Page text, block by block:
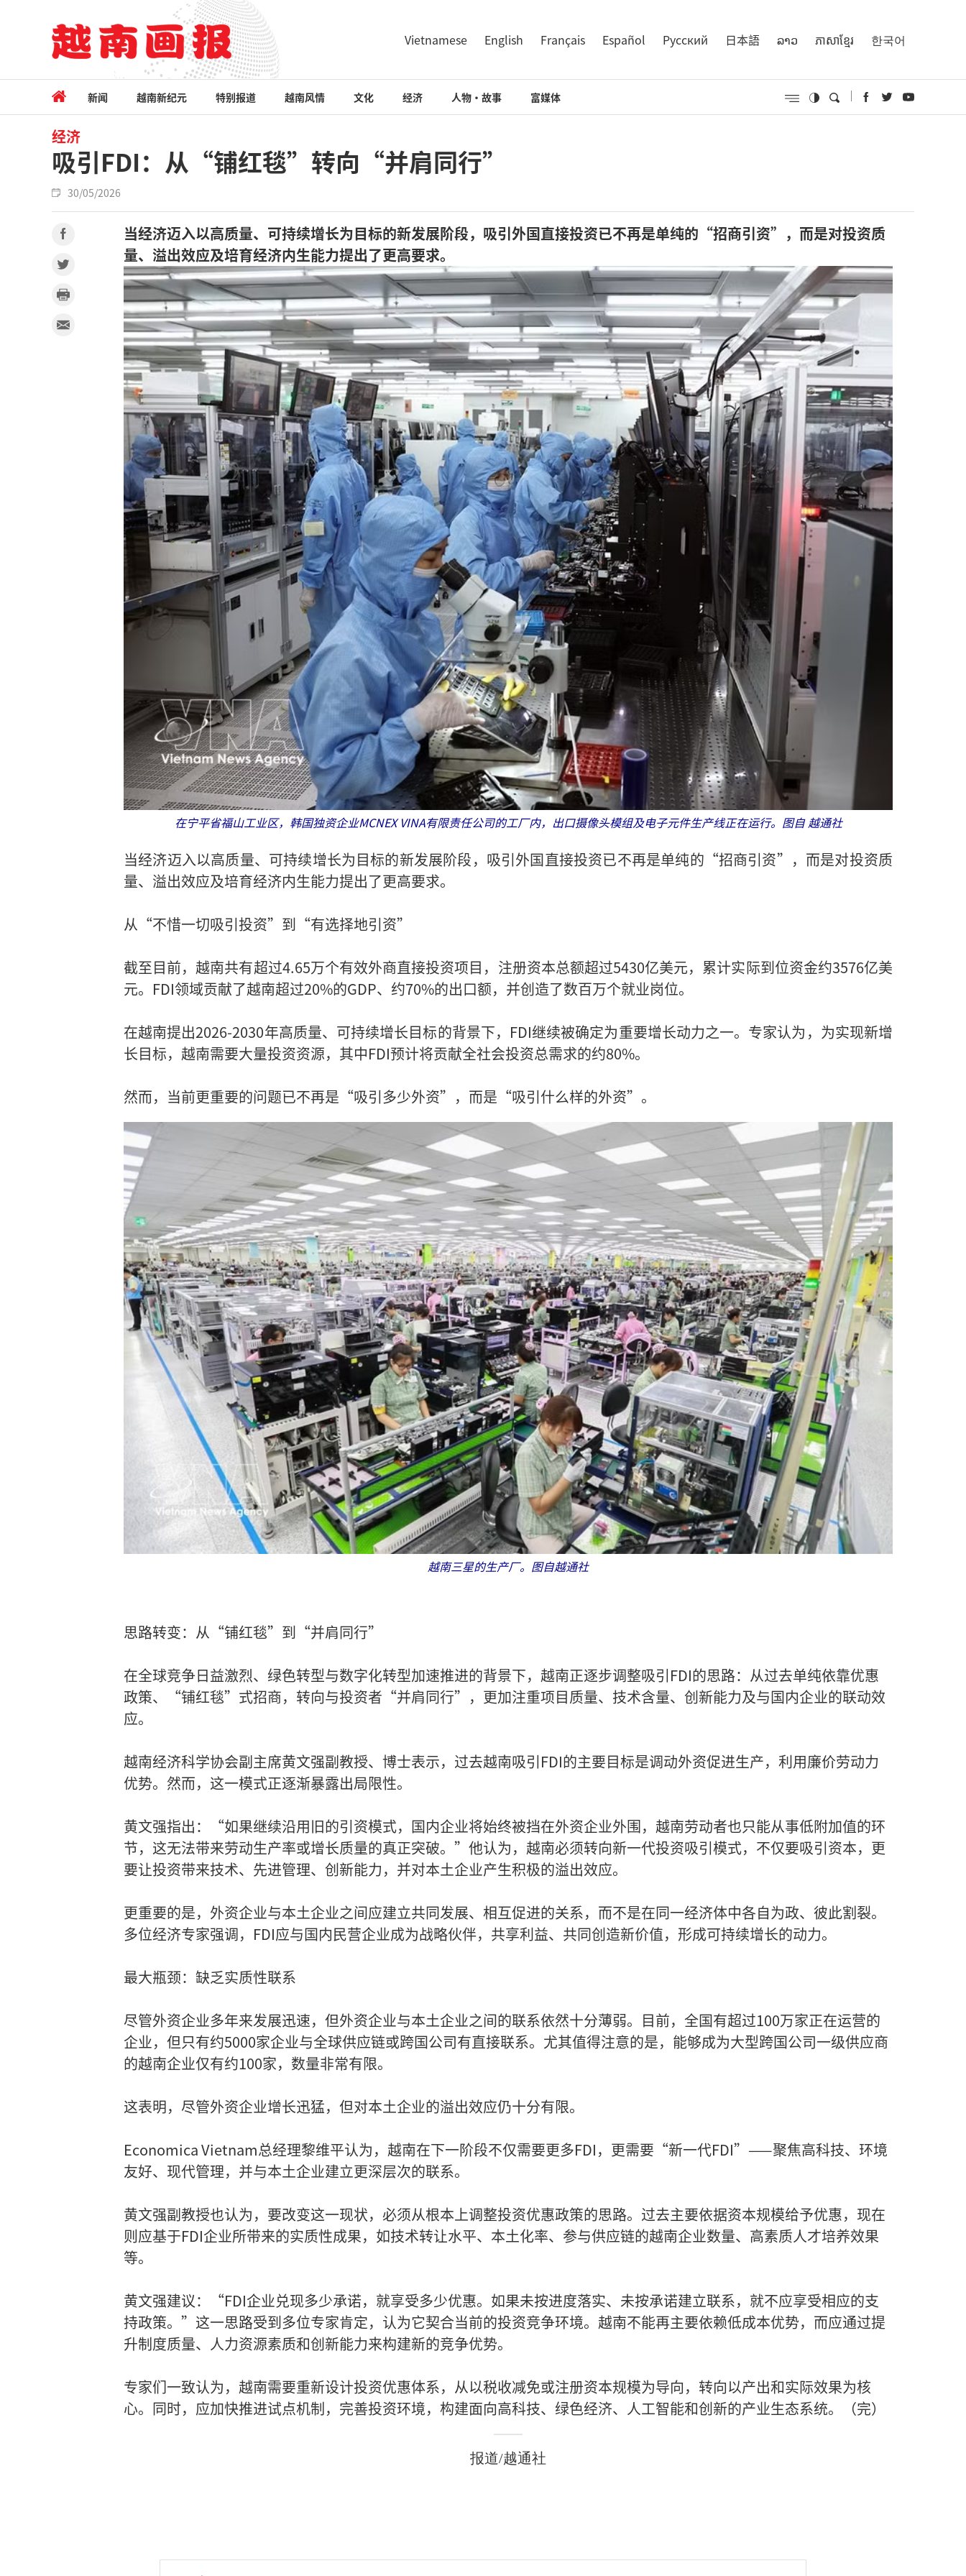
Vietnamese English Français Español Русский 日本語 ລາວ ភាសាខ្មែរ 한국어
新闻 越南新纪元 特别报道 越南风情 文化 经济 人物·故事 富媒体
经济
吸引FDI：从“铺红毯”转向“并肩同行”
30/05/2026
当经济迈入以高质量、可持续增长为目标的新发展阶段，吸引外国直接投资已不再是单纯的“招商引资”，而是对投资质
量、溢出效应及培育经济内生能力提出了更高要求。
在宁平省福山工业区，韩国独资企业MCNEX VINA有限责任公司的工厂内，出口摄像头模组及电子元件生产线正在运行。图自 越通社
当经济迈入以高质量、可持续增长为目标的新发展阶段，吸引外国直接投资已不再是单纯的“招商引资”，而是对投资质
量、溢出效应及培育经济内生能力提出了更高要求。
从“不惜一切吸引投资”到“有选择地引资”
截至目前，越南共有超过4.65万个有效外商直接投资项目，注册资本总额超过5430亿美元，累计实际到位资金约3576亿美
元。FDI领域贡献了越南超过20%的GDP、约70%的出口额，并创造了数百万个就业岗位。
在越南提出2026-2030年高质量、可持续增长目标的背景下，FDI继续被确定为重要增长动力之一。专家认为，为实现新增
长目标，越南需要大量投资资源，其中FDI预计将贡献全社会投资总需求的约80%。
然而，当前更重要的问题已不再是“吸引多少外资”，而是“吸引什么样的外资”。
越南三星的生产厂。图自越通社
思路转变：从“铺红毯”到“并肩同行”
在全球竞争日益激烈、绿色转型与数字化转型加速推进的背景下，越南正逐步调整吸引FDI的思路：从过去单纯依靠优惠
政策、“铺红毯”式招商，转向与投资者“并肩同行”，更加注重项目质量、技术含量、创新能力及与国内企业的联动效
应。
越南经济科学协会副主席黄文强副教授、博士表示，过去越南吸引FDI的主要目标是调动外资促进生产，利用廉价劳动力
优势。然而，这一模式正逐渐暴露出局限性。
黄文强指出：“如果继续沿用旧的引资模式，国内企业将始终被挡在外资企业外围，越南劳动者也只能从事低附加值的环
节，这无法带来劳动生产率或增长质量的真正突破。”他认为，越南必须转向新一代投资吸引模式，不仅要吸引资本，更
要让投资带来技术、先进管理、创新能力，并对本土企业产生积极的溢出效应。
更重要的是，外资企业与本土企业之间应建立共同发展、相互促进的关系，而不是在同一经济体中各自为政、彼此割裂。
多位经济专家强调，FDI应与国内民营企业成为战略伙伴，共享利益、共同创造新价值，形成可持续增长的动力。
最大瓶颈：缺乏实质性联系
尽管外资企业多年来发展迅速，但外资企业与本土企业之间的联系依然十分薄弱。目前，全国有超过100万家正在运营的
企业，但只有约5000家企业与全球供应链或跨国公司有直接联系。尤其值得注意的是，能够成为大型跨国公司一级供应商
的越南企业仅有约100家，数量非常有限。
这表明，尽管外资企业增长迅猛，但对本土企业的溢出效应仍十分有限。
Economica Vietnam总经理黎维平认为，越南在下一阶段不仅需要更多FDI，更需要“新一代FDI”——聚焦高科技、环境
友好、现代管理，并与本土企业建立更深层次的联系。
黄文强副教授也认为，要改变这一现状，必须从根本上调整投资优惠政策的思路。过去主要依据资本规模给予优惠，现在
则应基于FDI企业所带来的实质性成果，如技术转让水平、本土化率、参与供应链的越南企业数量、高素质人才培养效果
等。
黄文强建议：“FDI企业兑现多少承诺，就享受多少优惠。如果未按进度落实、未按承诺建立联系，就不应享受相应的支
持政策。”这一思路受到多位专家肯定，认为它契合当前的投资竞争环境。越南不能再主要依赖低成本优势，而应通过提
升制度质量、人力资源素质和创新能力来构建新的竞争优势。
专家们一致认为，越南需要重新设计投资优惠体系，从以税收减免或注册资本规模为导向，转向以产出和实际效果为核
心。同时，应加快推进试点机制，完善投资环境，构建面向高科技、绿色经济、人工智能和创新的产业生态系统。（完）
报道/越通社